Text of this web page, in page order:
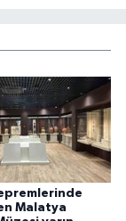
Malatya